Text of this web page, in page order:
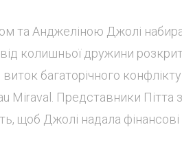
та Анджеліною Джолі
колишньої дружини
багаторічного
Miraval. Представники Пітта
щоб Джолі надала фінансові